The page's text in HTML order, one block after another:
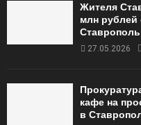
Жителя
млн рублей
Ставрополь
27.05.2026
кафе на
в